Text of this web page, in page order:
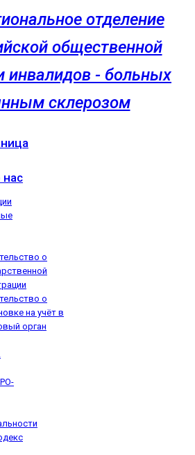
отделение
общественной
инвалидов - больных
склерозом
о
о
на учёт в
орган